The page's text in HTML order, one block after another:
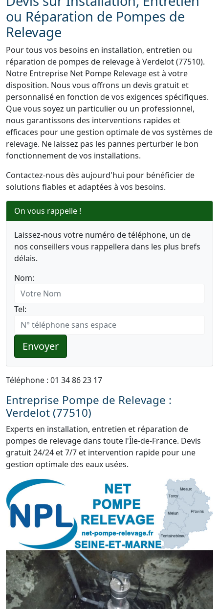
ou Réparation de Pompes de
Relevage
Pour tous vos besoins en installation, entretien ou
réparation de pompes de relevage à Verdelot (77510).
Notre Entreprise Net Pompe Relevage est à votre
disposition. Nous vous offrons un devis gratuit et
personnalisé en fonction de vos exigences spécifiques.
Que vous soyez un particulier ou un professionnel,
nous garantissons des interventions rapides et
efficaces pour une gestion optimale de vos systèmes de
relevage. Ne laissez pas les pannes perturber le bon
fonctionnement de vos installations.
Contactez-nous dès aujourd'hui pour bénéficier de
solutions fiables et adaptées à vos besoins.
On vous rappelle !
Laissez-nous votre numéro de téléphone, un de
nos conseillers vous rappellera dans les plus brefs
délais.
Nom:
Tel:
Envoyer
Téléphone : 01 34 86 23 17
Entreprise Pompe de Relevage :
Verdelot (77510)
Experts en installation, entretien et réparation de
pompes de relevage dans toute l'Île-de-France. Devis
gratuit 24/24 et 7/7 et intervention rapide pour une
gestion optimale des eaux usées.